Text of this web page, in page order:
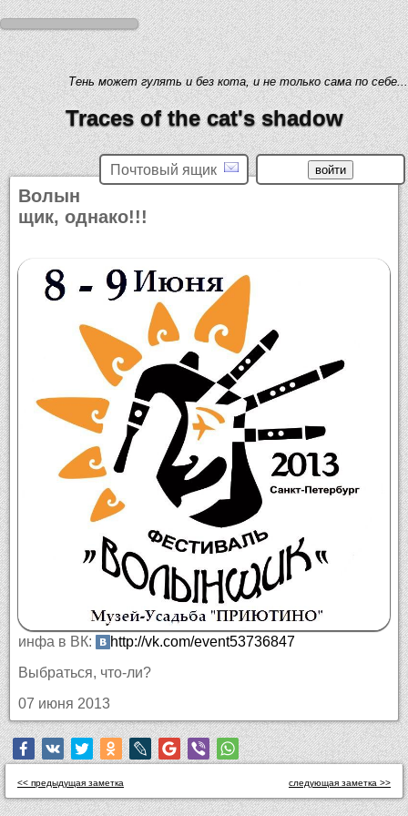
Тень может гулять и без кота, и не только сама по себе...
Traces of the cat's shadow
Почтовый ящик
Волын
щик, однако!!!
инфа в ВК:
http://vk.com/event53736847
Выбраться, что-ли?
07 июня 2013
<< предыдущая заметка следующая заметка >>